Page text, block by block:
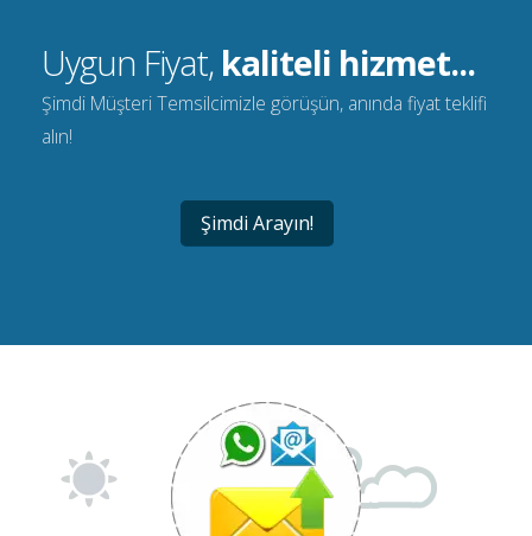
Uygun Fiyat, kaliteli hizmet...
Şimdi Müşteri Temsilcimizle görüşün, anında fiyat teklifi
alın!
Şimdi Arayın!